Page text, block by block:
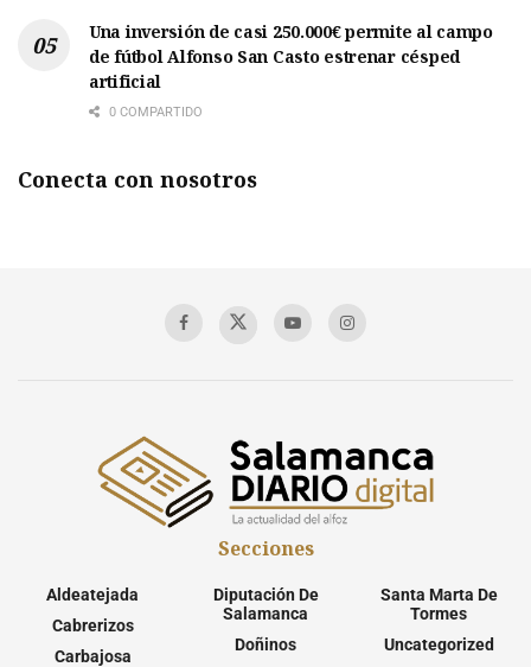
Una inversión de casi 250.000€ permite al campo
de fútbol Alfonso San Casto estrenar césped
artificial
0 COMPARTIDO
Conecta con nosotros
Secciones
Aldeatejada
Cabrerizos
Carbajosa
Diputación De
Salamanca
Doñinos
Santa Marta De
Tormes
Uncategorized